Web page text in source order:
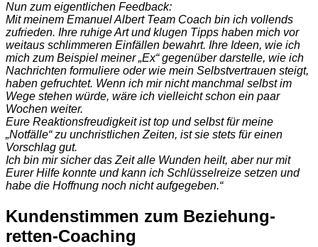
Nun zum eigentlichen Feedback:
Mit meinem Emanuel Albert Team Coach bin ich vollends
zufrieden. Ihre ruhige Art und klugen Tipps haben mich vor
weitaus schlimmeren Einfällen bewahrt. Ihre Ideen, wie ich
mich zum Beispiel meiner „Ex“ gegenüber darstelle, wie ich
Nachrichten formuliere oder wie mein Selbstvertrauen steigt,
haben gefruchtet. Wenn ich mir nicht manchmal selbst im
Wege stehen würde, wäre ich vielleicht schon ein paar
Wochen weiter.
Eure Reaktionsfreudigkeit ist top und selbst für meine
„Notfälle“ zu unchristlichen Zeiten, ist sie stets für einen
Vorschlag gut.
Ich bin mir sicher das Zeit alle Wunden heilt, aber nur mit
Eurer Hilfe konnte und kann ich Schlüsselreize setzen und
habe die Hoffnung noch nicht aufgegeben.“
Kundenstimmen zum Beziehung-
retten-Coaching